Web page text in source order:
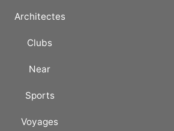
Architectes
Clubs
Near
Sports
Voyages